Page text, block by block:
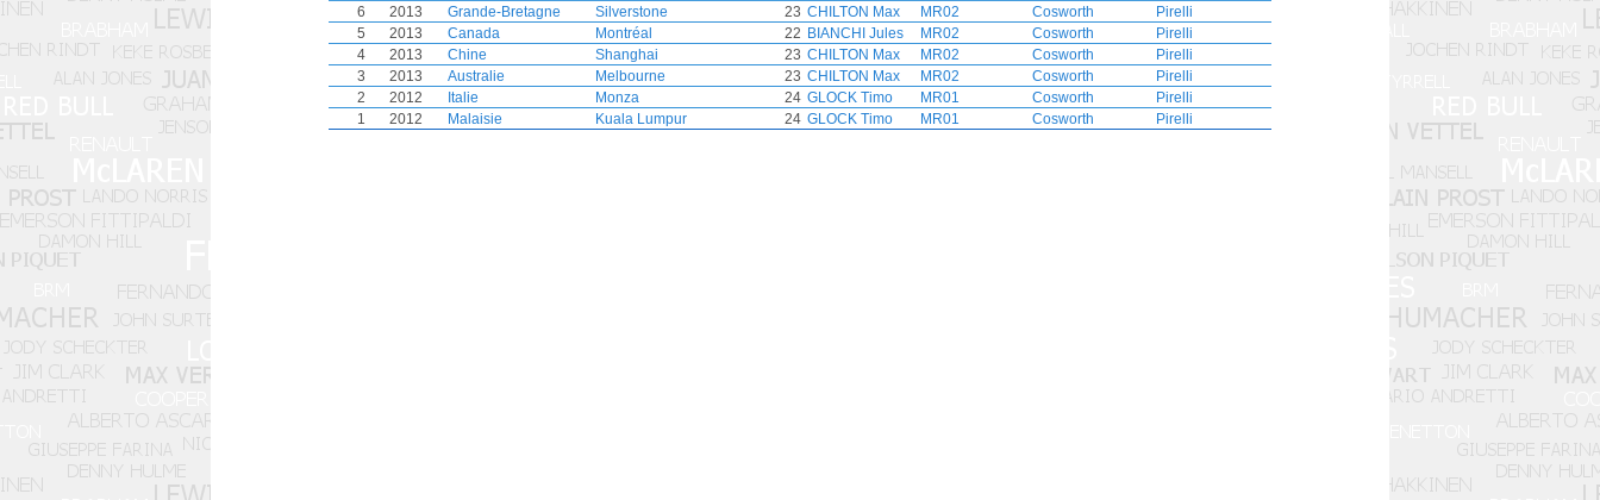
6
2013 Grande-Bretagne Silverstone 23 CHILTON Max MR02 Cosworth
Pirelli
5
2013 Canada Montréal 22 BIANCHI Jules MR02 Cosworth
Pirelli
4
2013 Chine Shanghai 23 CHILTON Max MR02 Cosworth
Pirelli
3
2013 Australie Melbourne 23 CHILTON Max MR02 Cosworth
Pirelli
2
2012 Italie Monza 24 GLOCK Timo MR01 Cosworth
Pirelli
1
2012 Malaisie Kuala Lumpur 24 GLOCK Timo MR01 Cosworth Pirelli